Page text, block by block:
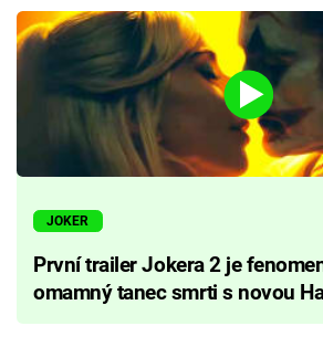
JOKER
První trailer Jokera 2 je
omamný tanec smrti s novou